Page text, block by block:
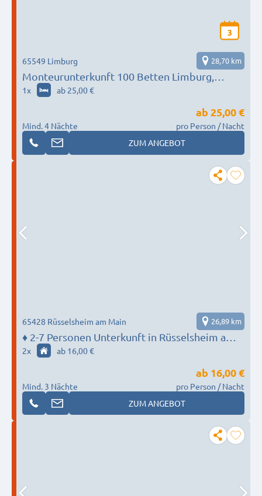
3
Monteurunterkunft 100 Betten Limburg,
Montabaur, Idstein, Weilburg, Bad Schwalbach,
65549 Limburg 28,70 km
1x ab 25,00 €
Mind. 4 Nächte
ab 25,00 €
pro Person / Nacht
ZUM ANGEBOT
♦️ 2-7 Personen Unterkunft in Rüsselsheim am
Main - MONTEUR BASE
65428 Rüsselsheim am Main 26,89 km
2x ab 16,00 €
Mind. 3 Nächte
ab 16,00 €
pro Person / Nacht
ZUM ANGEBOT